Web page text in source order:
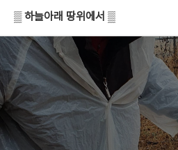
▒ 하늘아래 땅위에서 ▒